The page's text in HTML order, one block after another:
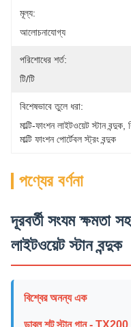
মূল্য:
আলোচনাযোগ্য
পরিশোধের শর্ত:
টি/টি
বিশেষভাবে তুলে ধরা:
মাল্টি-ফাংশন লাইটওয়েট স্টান বন্দুক
মাল্টি ফাংশন পোর্টেবল স্ট্রং বন্দুক
পণ্যের বর্ণনা
দূরবর্তী সংযম
লাইটওয়েট স্টান বন্দুক
বিশ্বের অনন্য এক
ডাবল শট স্টান গান - TX200